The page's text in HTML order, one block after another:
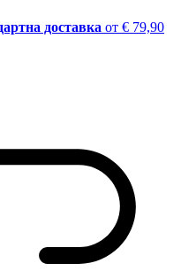
доставка от € 79,90